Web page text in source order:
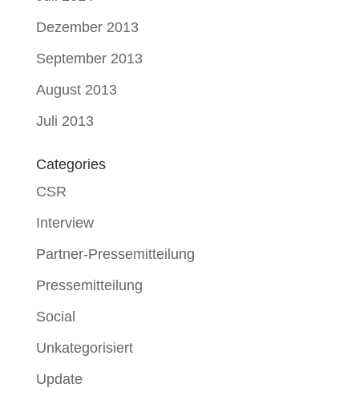
Dezember 2013
September 2013
August 2013
Juli 2013
Categories
CSR
Interview
Partner-Pressemitteilung
Pressemitteilung
Social
Unkategorisiert
Update